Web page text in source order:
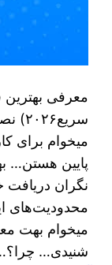
میخوام برای
پایین هستن…
نگران دریافت
محدودیت‌های
میخوام بهت
شنیدی…